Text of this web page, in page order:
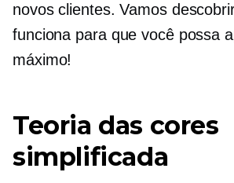
novos clientes. Vamos
funciona para que você possa
máximo!
Teoria das cores
simplificada